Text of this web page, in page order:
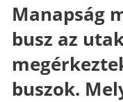
Manapság
busz az
buszok.